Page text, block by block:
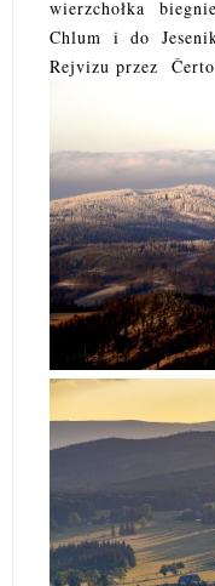
wierzchołka
Chlum i do
Rejvizu przez